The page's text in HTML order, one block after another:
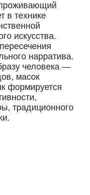
в технике
искусства.
нарратива.
человека —
масок
формируется
традиционного